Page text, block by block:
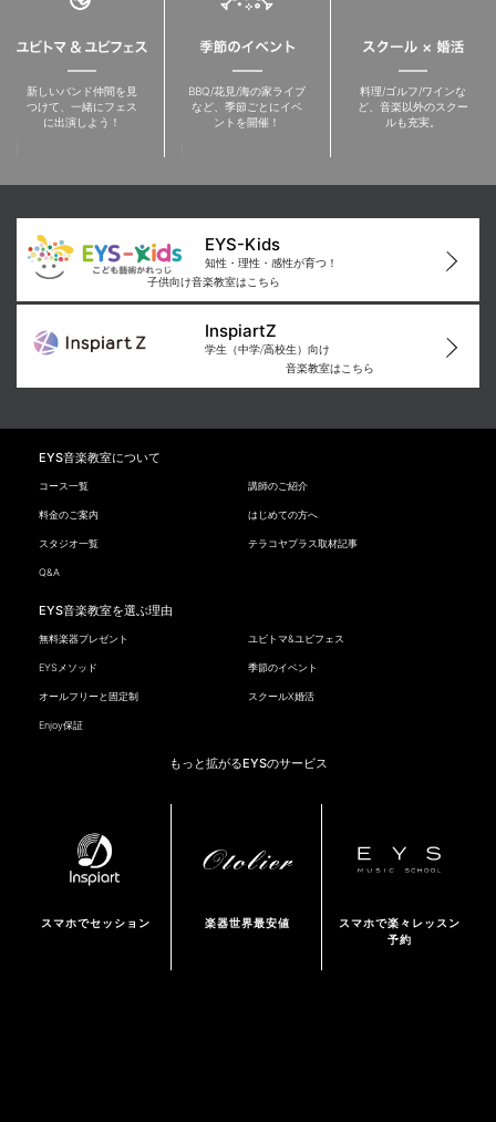
新しいバンド仲間を見
つけて、一緒にフェス
に出演しよう！
BBQ/花見/海の家ライブ
など、季節ごとにイベ
ントを開催！
料理/ゴルフ/ワインな
ど、音楽以外のスクー
ルも充実。
EYS-Kids
知性・理性・感性が育つ！
子供向け音楽教室はこちら
InspiartZ
学生（中学/高校生）向け
音楽教室はこちら
EYS音楽教室について
コース一覧 講師のご紹介
料金のご案内 はじめての方へ
スタジオ一覧 テラコヤプラス取材記事
Q&A
EYS音楽教室を選ぶ理由
無料楽器プレゼント ユビトマ&ユビフェス
EYSメソッド 季節のイベント
オールフリーと固定制 スクールX婚活
Enjoy保証
もっと拡がるEYSのサービス
スマホでセッション 楽器世界最安値
スマホで楽々レッスン
予約